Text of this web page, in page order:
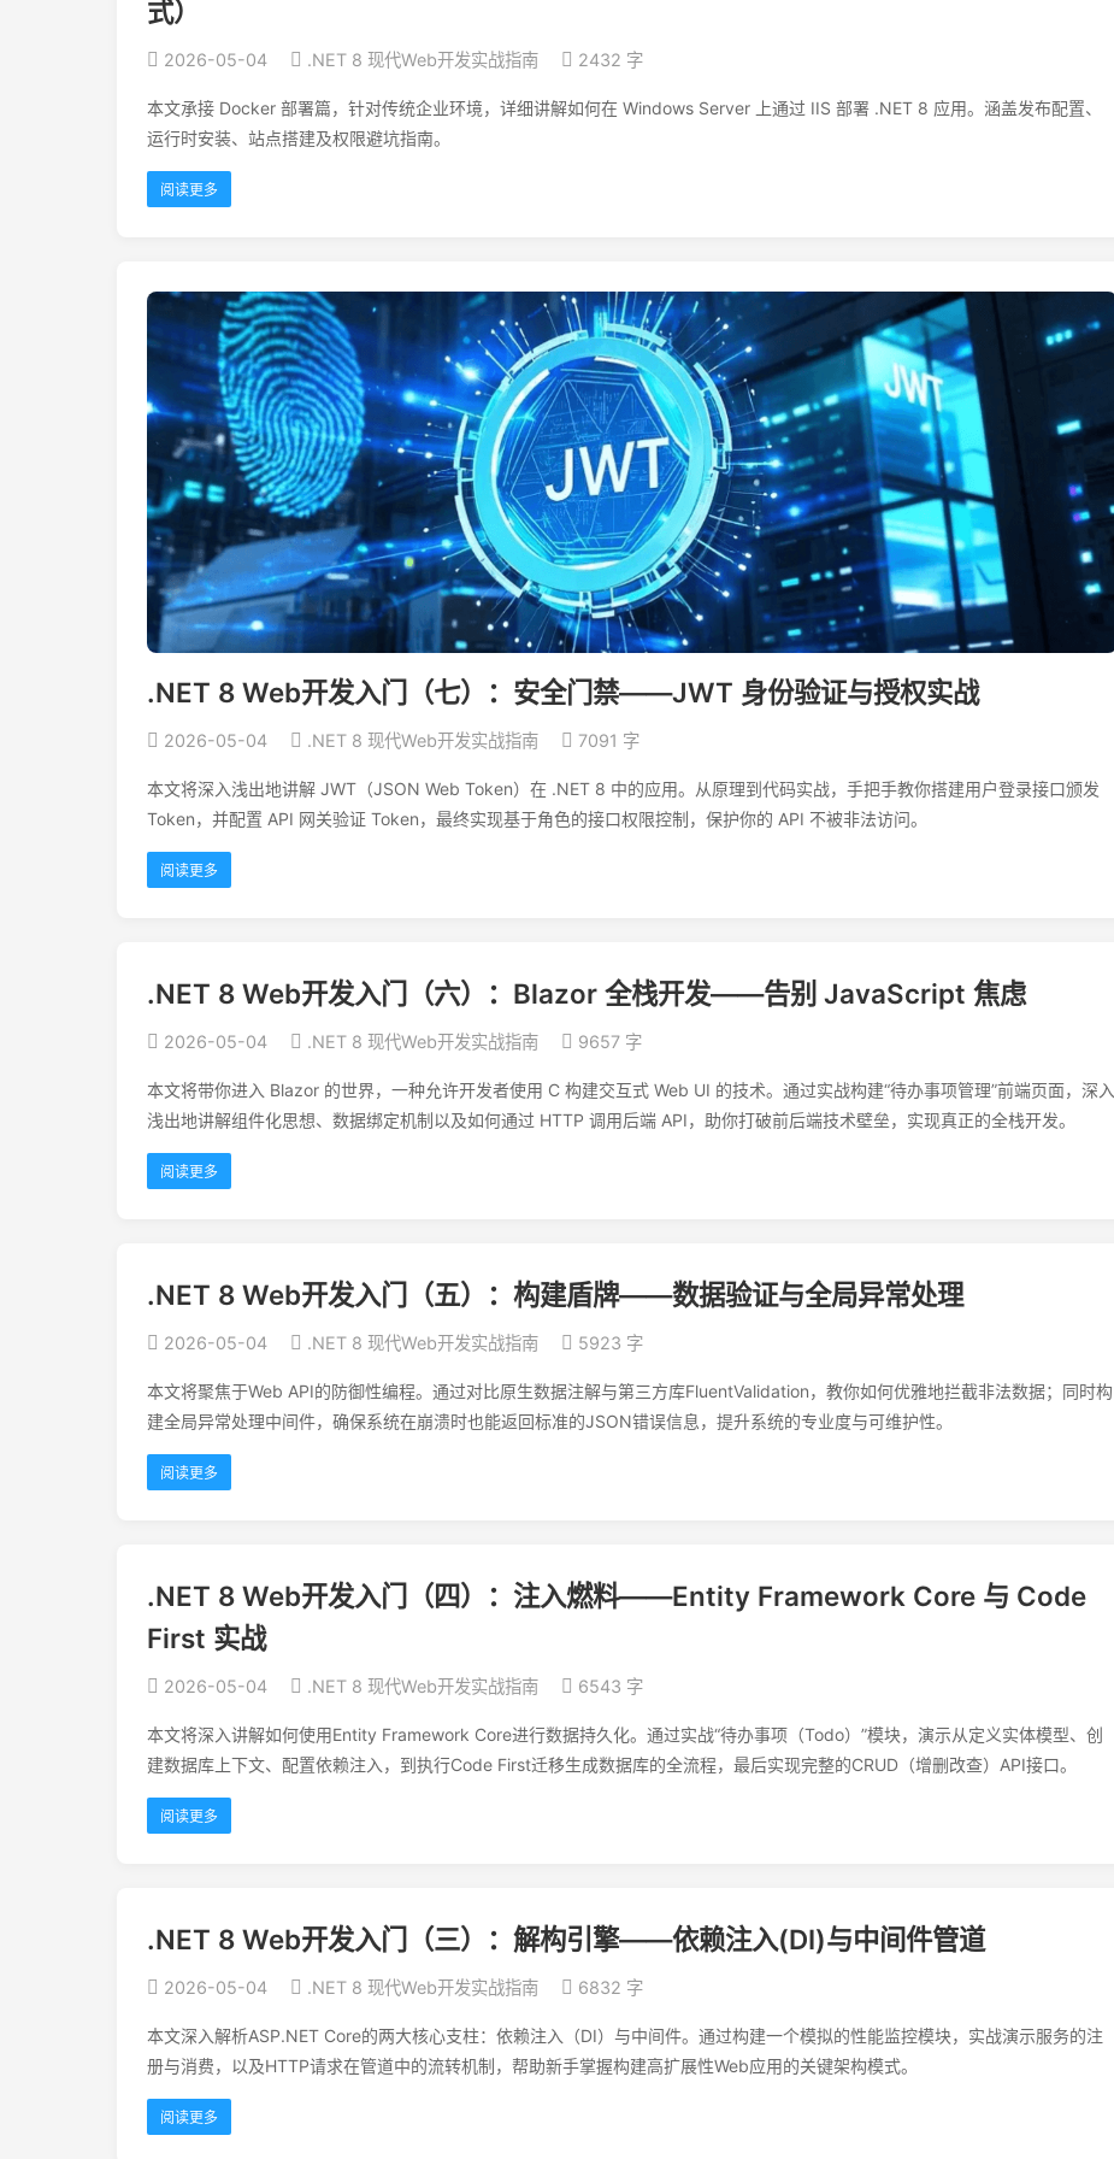
式）
2026-05-04 .NET 8 现代Web开发实战指南 2432 字
本文承接 Docker 部署篇，针对传统企业环境，详细讲解如何在 Windows Server 上通过 IIS 部署 .NET 8 应用。涵盖发布配置、
运行时安装、站点搭建及权限避坑指南。
阅读更多
.NET 8 Web开发入门（七）：安全门禁——JWT 身份验证与授权实战
2026-05-04 .NET 8 现代Web开发实战指南 7091 字
本文将深入浅出地讲解 JWT（JSON Web Token）在 .NET 8 中的应用。从原理到代码实战，手把手教你搭建用户登录接口颁发
Token，并配置 API 网关验证 Token，最终实现基于角色的接口权限控制，保护你的 API 不被非法访问。
阅读更多
.NET 8 Web开发入门（六）：Blazor 全栈开发——告别 JavaScript 焦虑
2026-05-04 .NET 8 现代Web开发实战指南 9657 字
本文将带你进入 Blazor 的世界，一种允许开发者使用 C 构建交互式 Web UI 的技术。通过实战构建“待办事项管理”前端页面，深入
浅出地讲解组件化思想、数据绑定机制以及如何通过 HTTP 调用后端 API，助你打破前后端技术壁垒，实现真正的全栈开发。
阅读更多
.NET 8 Web开发入门（五）：构建盾牌——数据验证与全局异常处理
2026-05-04 .NET 8 现代Web开发实战指南 5923 字
本文将聚焦于Web API的防御性编程。通过对比原生数据注解与第三方库FluentValidation，教你如何优雅地拦截非法数据；同时构
建全局异常处理中间件，确保系统在崩溃时也能返回标准的JSON错误信息，提升系统的专业度与可维护性。
阅读更多
.NET 8 Web开发入门（四）：注入燃料——Entity Framework Core 与 Code
First 实战
2026-05-04 .NET 8 现代Web开发实战指南 6543 字
本文将深入讲解如何使用Entity Framework Core进行数据持久化。通过实战“待办事项（Todo）”模块，演示从定义实体模型、创
建数据库上下文、配置依赖注入，到执行Code First迁移生成数据库的全流程，最后实现完整的CRUD（增删改查）API接口。
阅读更多
.NET 8 Web开发入门（三）：解构引擎——依赖注入(DI)与中间件管道
2026-05-04 .NET 8 现代Web开发实战指南 6832 字
本文深入解析ASP.NET Core的两大核心支柱：依赖注入（DI）与中间件。通过构建一个模拟的性能监控模块，实战演示服务的注
册与消费，以及HTTP请求在管道中的流转机制，帮助新手掌握构建高扩展性Web应用的关键架构模式。
阅读更多